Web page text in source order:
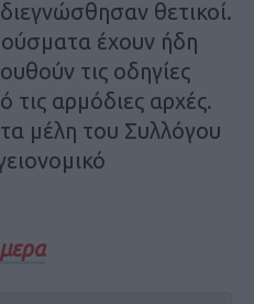
θετικοί.
έχουν ήδη
τις οδηγίες
τις αρμόδιες αρχές.
μέλη του Συλλόγου